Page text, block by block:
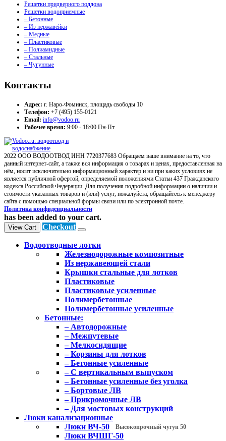
Решетки придверного поддона
Решетки водоприемные
– Бетонные
– Из нержавейки
– Медные
– Пластиковые
– Полиамидные
– Стальные
– Чугунные
Контакты
Адрес: г. Наро-Фоминск, площадь свободы 10
Телефон: +7 (495) 155-0121
Email: info@vodoo.ru
Рабочее время: 9:00 - 18:00 Пн-Пт
2022 ООО ВОДООТВОД ИНН 7720377683 Обращаем ваше внимание на то, что
данный интернет-сайт, а также вся информация о товарах и ценах, предоставленная на
нём, носит исключительно информационный характер и ни при каких условиях не
является публичной офертой, определяемой положениями Статьи 437 Гражданского
кодекса Российской Федерации. Для получения подробной информации о наличии и
стоимости указанных товаров и (или) услуг, пожалуйста, обращайтесь к менеджеру
сайта с помощью специальной формы связи или по электронной почте.
Политика конфиденциальности
has been added to your cart.
View Cart Checkout
Водоотводные лотки
Железнодорожные композитные
Из нержавеющей стали
Крышки стальные для лотков
Пластиковые
Пластиковые усиленные
Полимербетонные
Полимербетонные усиленные
Бетонные:
– Автодорожные
– Межпутевые
– Мелкосидящие
– Корзины для лотков
– Бетонные усиленные
– С вертикальным выпуском
– Бетонные усиленные без уголка
– Бортовые ЛВ
– Прикромочные ЛВ
– Для мостовых конструкций
Люки канализационные
Люки ВЧ-50
Высокопрочный чугун 50
Люки ВЧШГ-50